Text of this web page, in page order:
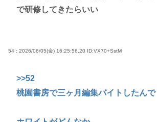
で研修してきたらいい
54 : 2026/06/05(金) 16:25:56.20 ID:VX70+SstM
>>52
桃園書房で三ヶ月編集バイトしたんで